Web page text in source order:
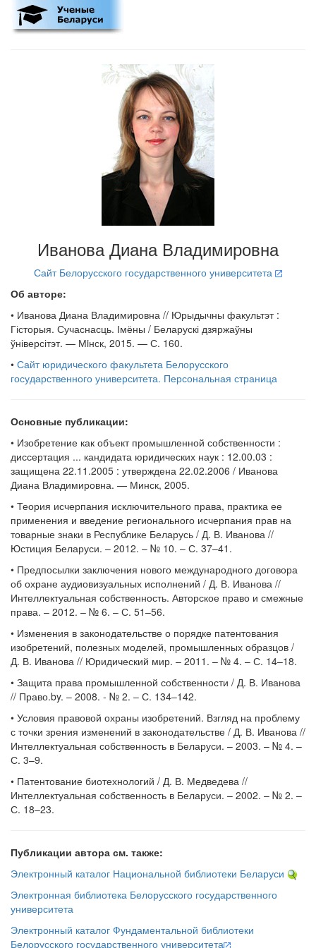
Иванова Диана Владимировна
Сайт Белорусского государственного университета
Об авторе:
• Иванова Диана Владимировна // Юрыдычны факультэт :
Гісторыя. Сучаснасць. Імёны / Беларускі дзяржаўны
ўніверсітэт. — Мiнск, 2015. — С. 160.
• Сайт юридического факультета Белорусского
государственного университета. Персональная страница
Основные публикации:
• Изобретение как объект промышленной собственности :
диссертация ... кандидата юридических наук : 12.00.03 :
защищена 22.11.2005 : утверждена 22.02.2006 / Иванова
Диана Владимировна. — Минск, 2005.
• Теория исчерпания исключительного права, практика ее
применения и введение регионального исчерпания прав на
товарные знаки в Республике Беларусь / Д. В. Иванова //
Юстиция Беларуси. – 2012. – № 10. – С. 37–41.
• Предпосылки заключения нового международного договора
об охране аудиовизуальных исполнений / Д. В. Иванова //
Интеллектуальная собственность. Авторское право и смежные
права. – 2012. – № 6. – С. 51–56.
• Изменения в законодательстве о порядке патентования
изобретений, полезных моделей, промышленных образцов /
Д. В. Иванова // Юридический мир. – 2011. – № 4. – С. 14–18.
• Защита права промышленной собственности / Д. В. Иванова
// Право.by. – 2008. - № 2. – С. 134–142.
• Условия правовой охраны изобретений. Взгляд на проблему
с точки зрения изменений в законодательстве / Д. В. Иванова //
Интеллектуальная собственность в Беларуси. – 2003. – № 4. –
С. 3–9.
• Патентование биотехнологий / Д. В. Медведева //
Интеллектуальная собственность в Беларуси. – 2002. – № 2. –
С. 18–23.
Публикации автора см. также:
Электронный каталог Национальной библиотеки Беларуси
Электронная библиотека Белорусского государственного
университета
Электронный каталог Фундаментальной библиотеки
Белорусского государственного университета